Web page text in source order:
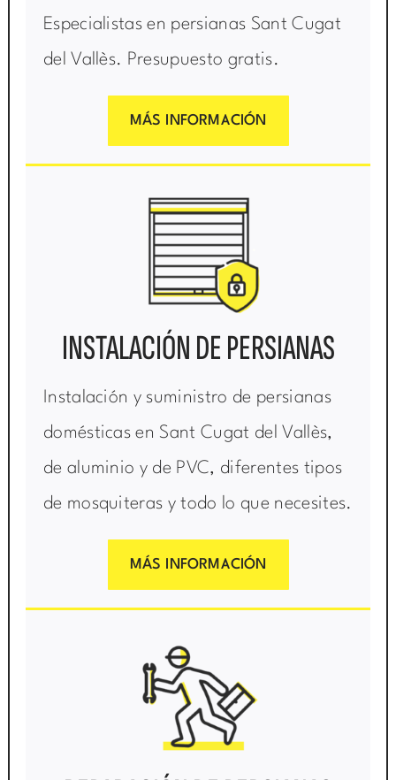
Especialistas en persianas Sant Cugat
del Vallès. Presupuesto gratis.
MÁS INFORMACIÓN
INSTALACIÓN DE PERSIANAS
Instalación y suministro de persianas
domésticas en Sant Cugat del Vallès,
de aluminio y de PVC, diferentes tipos
de mosquiteras y todo lo que necesites.
MÁS INFORMACIÓN